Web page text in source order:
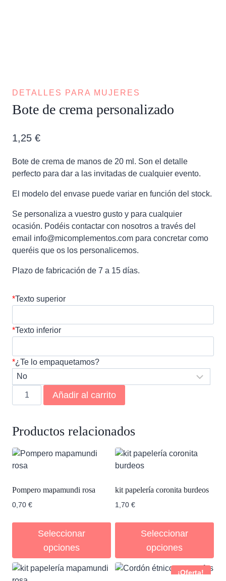
DETALLES PARA MUJERES
Bote de crema personalizado
1,25 €
Bote de crema de manos de 20 ml. Son el detalle
perfecto para dar a las invitadas de cualquier evento.
El modelo del envase puede variar en función del stock.
Se personaliza a vuestro gusto y para cualquier
ocasión. Podéis contactar con nosotros a través del
email info@micomplementos.com para concretar como
queréis que os los personalicemos.
Plazo de fabricación de 7 a 15 días.
*Texto superior
*Texto inferior
*¿Te lo empaquetamos?
Bote
de
personalizado
Añadir al carrito
Productos relacionados
Pompero mapamundi rosa
0,70 €
Seleccionar
opciones
kit papelería coronita burdeos
1,70 €
Seleccionar
opciones
¡Oferta!